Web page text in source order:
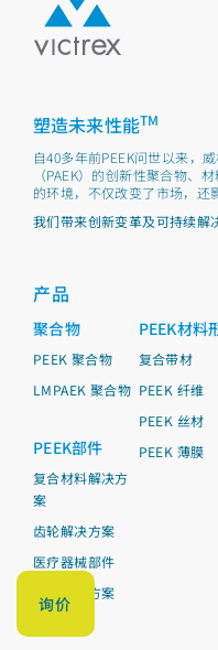
询价
塑造未来性能TM
自40多年前PEEK问世以来，
（PAEK）的创新性聚合物、
的环境，不仅改变了市场，还
我们带来创新变革及可持续解
产品
聚合物
PEEK 聚合物
LMPAEK 聚合物
PEEK部件
复合材料解决方
案
齿轮解决方案
医疗器械部件
管材解决方案
PEEK材料
复合带材
PEEK 纤维
PEEK 丝材
PEEK 薄膜